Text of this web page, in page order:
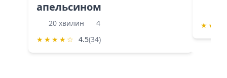
апельсином
20 хвилин
4
★ ★ ★ ★ ☆ 4.5(34)
★ ★